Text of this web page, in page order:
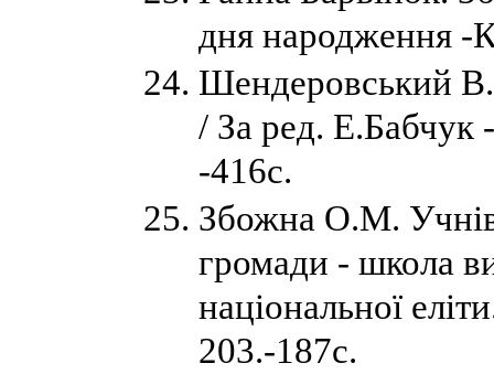
дня народження -
Шендеровський В.
/ За ред.
-416с.
Збожна О.М.
громади - школа
національної
203.-187с.